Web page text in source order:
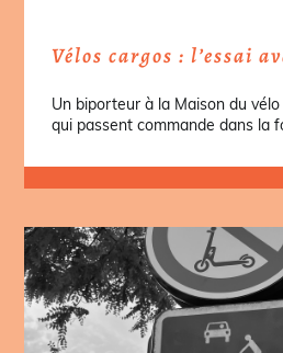
Vélos cargos : l’essai
Un biporteur à la Maison du
qui passent commande dans la